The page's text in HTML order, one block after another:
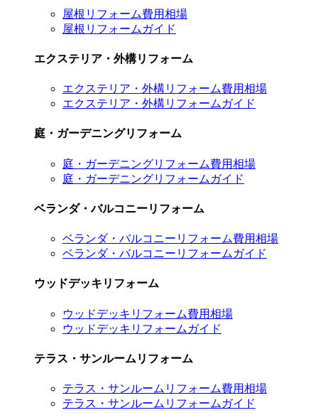
屋根リフォーム費用相場
屋根リフォームガイド
エクステリア・外構リフォーム
エクステリア・外構リフォーム費用相場
エクステリア・外構リフォームガイド
庭・ガーデニングリフォーム
庭・ガーデニングリフォーム費用相場
庭・ガーデニングリフォームガイド
ベランダ・バルコニーリフォーム
ベランダ・バルコニーリフォーム費用相場
ベランダ・バルコニーリフォームガイド
ウッドデッキリフォーム
ウッドデッキリフォーム費用相場
ウッドデッキリフォームガイド
テラス・サンルームリフォーム
テラス・サンルームリフォーム費用相場
テラス・サンルームリフォームガイド